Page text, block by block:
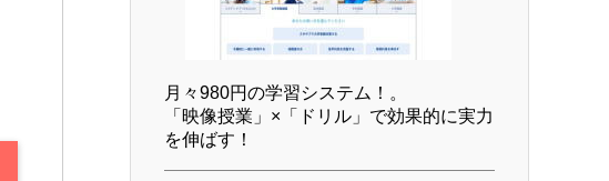
月々980円の学習システム！。
「映像授業」×「ドリル」で効果的に実力
を伸ばす！